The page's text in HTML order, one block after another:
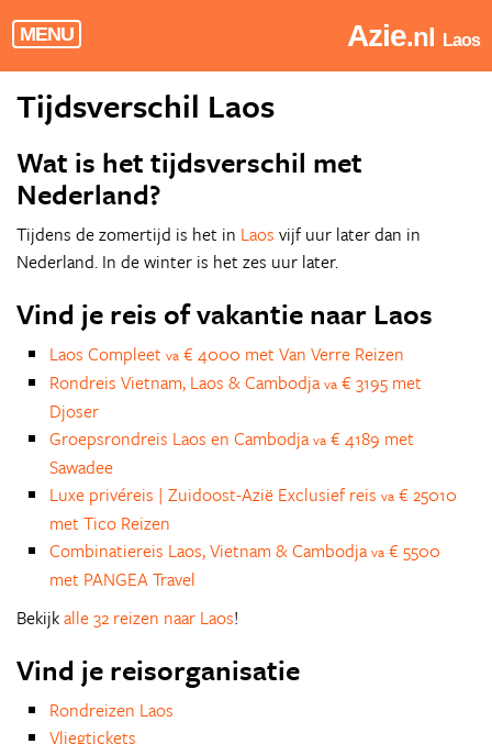
MENU Azie.nl Laos
Tijdsverschil Laos
Wat is het tijdsverschil met
Nederland?
Tijdens de zomertijd is het in Laos vijf uur later dan in
Nederland. In de winter is het zes uur later.
Vind je reis of vakantie naar Laos
Laos Compleet va € 4000 met Van Verre Reizen
Rondreis Vietnam, Laos & Cambodja va € 3195 met
Djoser
Groepsrondreis Laos en Cambodja va € 4189 met
Sawadee
Luxe privéreis | Zuidoost-Azië Exclusief reis va € 25010
met Tico Reizen
Combinatiereis Laos, Vietnam & Cambodja va € 5500
met PANGEA Travel
Bekijkalle 32 reizen naar Laos!
Vind je reisorganisatie
Rondreizen Laos
Vliegtickets